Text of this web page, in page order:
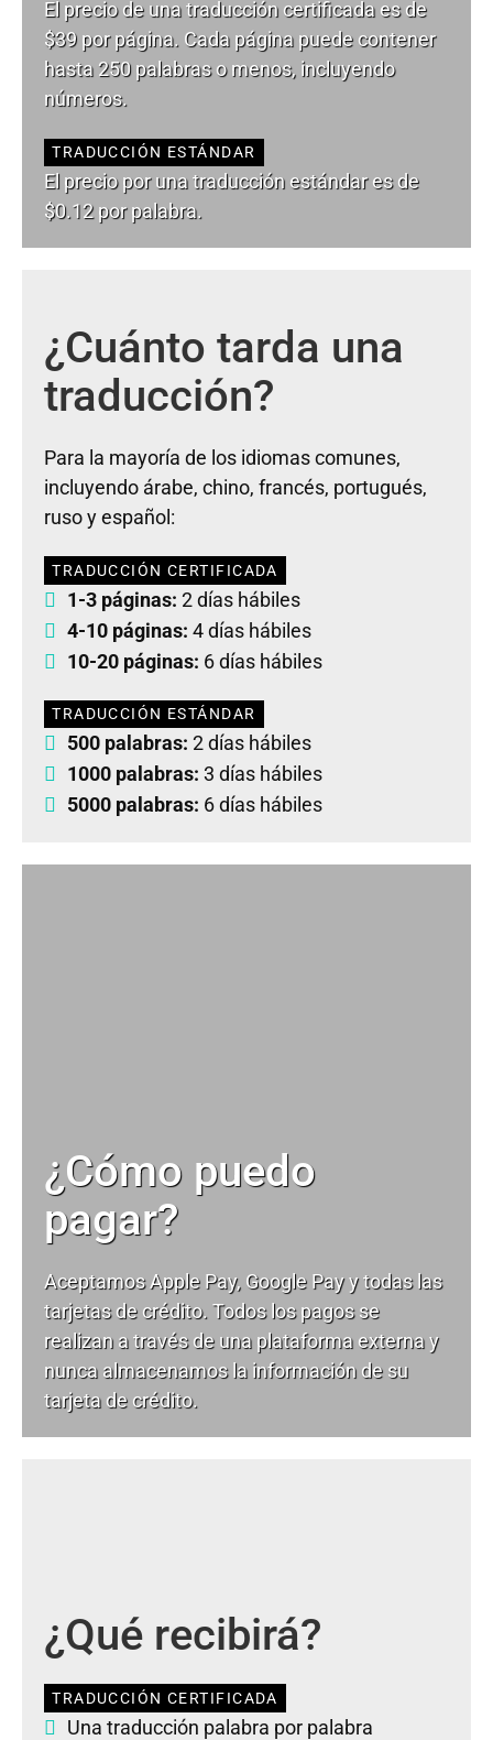
El precio de una traducción certificada es de
$39 por página. Cada página puede contener
hasta 250 palabras o menos, incluyendo
números.
TRADUCCIÓN ESTÁNDAR
El precio por una traducción estándar es de
$0.12 por palabra.
¿Cuánto tarda una
traducción?
Para la mayoría de los idiomas comunes,
incluyendo árabe, chino, francés, portugués,
ruso y español:
TRADUCCIÓN CERTIFICADA
1-3 páginas: 2 días hábiles
4-10 páginas: 4 días hábiles
10-20 páginas: 6 días hábiles
TRADUCCIÓN ESTÁNDAR
500 palabras: 2 días hábiles
1000 palabras: 3 días hábiles
5000 palabras: 6 días hábiles
¿Cómo puedo
pagar?
Aceptamos Apple Pay, Google Pay y todas las
tarjetas de crédito. Todos los pagos se
realizan a través de una plataforma externa y
nunca almacenamos la información de su
tarjeta de crédito.
¿Qué recibirá?
TRADUCCIÓN CERTIFICADA
Una traducción palabra por palabra